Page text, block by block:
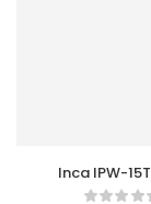
Inca IPW-
Power